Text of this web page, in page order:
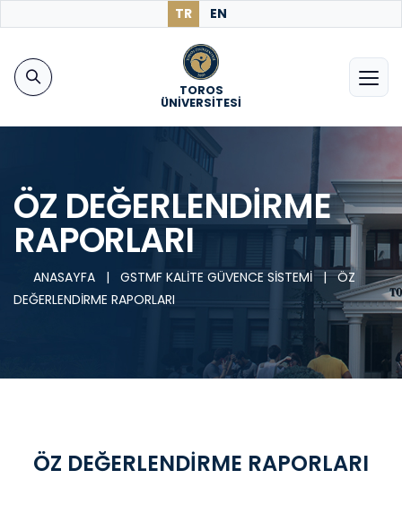
TR EN
TOROS
ÜNİVERSİTESİ
ÖZ DEĞERLENDİRME
RAPORLARI
ANASAYFA | GSTMF KALİTE GÜVENCE SİSTEMİ| ÖZ
DEĞERLENDİRME RAPORLARI
ÖZ DEĞERLENDİRME RAPORLARI